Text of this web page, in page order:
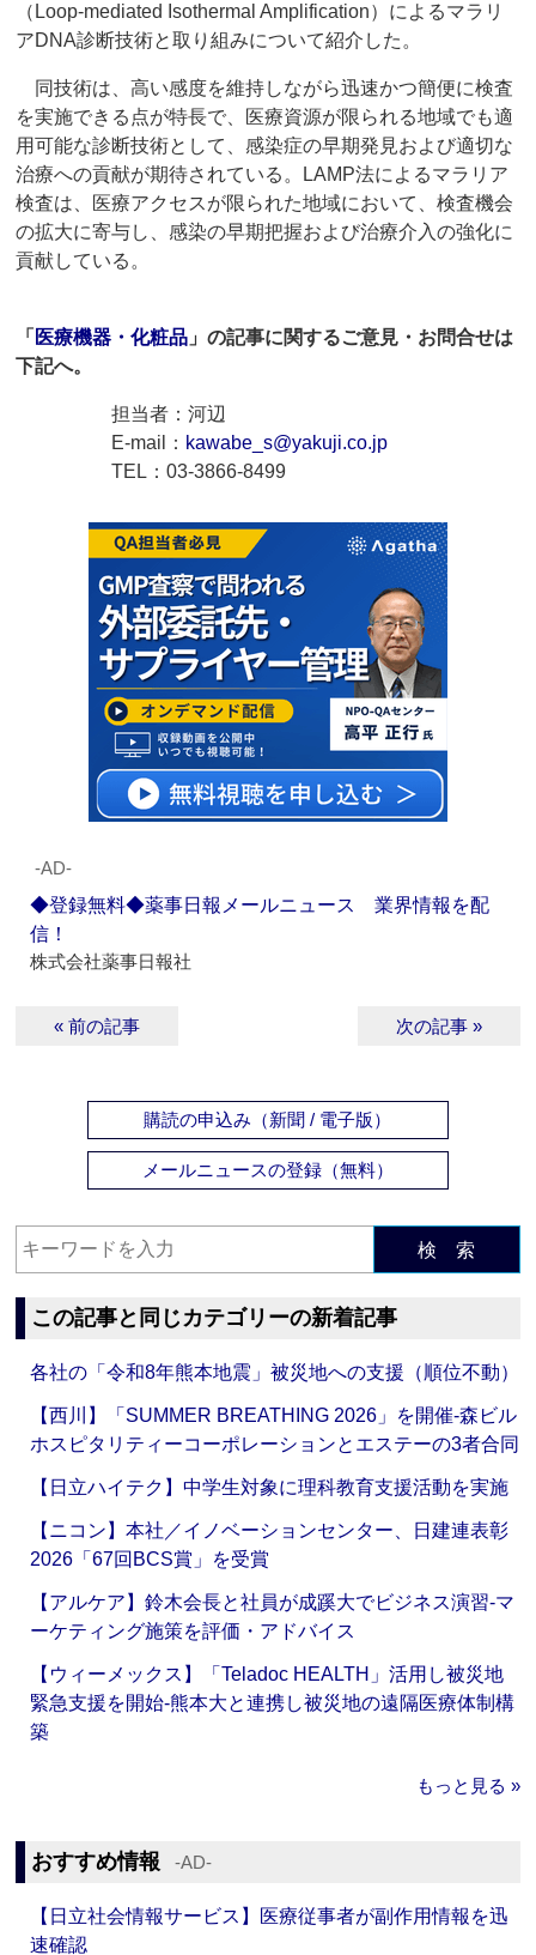
（Loop-mediated Isothermal Amplification）によるマラリ
アDNA診断技術と取り組みについて紹介した。
同技術は、高い感度を維持しながら迅速かつ簡便に検査
を実施できる点が特長で、医療資源が限られる地域でも適
用可能な診断技術として、感染症の早期発見および適切な
治療への貢献が期待されている。LAMP法によるマラリア
検査は、医療アクセスが限られた地域において、検査機会
の拡大に寄与し、感染の早期把握および治療介入の強化に
貢献している。
「 医療機器・化粧品 」の記事に関するご意見・お問合せは
下記へ。
担当者：河辺
E-mail： kawabe_s@yakuji.co.jp
TEL：03-3866-8499
‐AD‐
◆登録無料◆薬事日報メールニュース 業界情報を配
信！
株式会社薬事日報社
« 前の記事 次の記事 »
購読の申込み（新聞 / 電子版）
メールニュースの登録（無料）
検 索
この記事と同じカテゴリーの新着記事
各社の「令和8年熊本地震」被災地への支援（順位不動）
【西川】「SUMMER BREATHING 2026」を開催‐森ビル
ホスピタリティーコーポレーションとエステーの3者合同
【日立ハイテク】中学生対象に理科教育支援活動を実施
【ニコン】本社／イノベーションセンター、日建連表彰
2026「67回BCS賞」を受賞
【アルケア】鈴木会長と社員が成蹊大でビジネス演習‐マ
ーケティング施策を評価・アドバイス
【ウィーメックス】「Teladoc HEALTH」活用し被災地
緊急支援を開始‐熊本大と連携し被災地の遠隔医療体制構
築
もっと見る »
おすすめ情報 ‐AD‐
【日立社会情報サービス】医療従事者が副作用情報を迅
速確認